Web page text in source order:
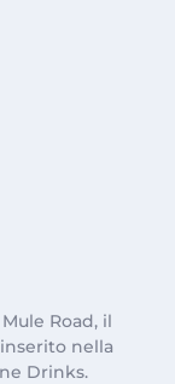
Road, il
nella
Drinks.